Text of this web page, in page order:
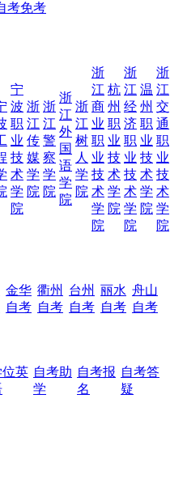
考免考
宁
波
职
业
技
术
学
院
浙
江
传
媒
学
院
浙
江
警
察
学
院
浙
江
外
国
语
学
院
浙
江
树
人
学
院
浙
江
商
业
职
业
技
术
学
院
杭
州
职
业
技
术
学
院
浙
江
经
济
职
业
技
术
学
院
温
州
职
业
技
术
学
院
浙
江
交
通
职
业
技
术
学
院
金华
自考
衢州
自考
台州
自考
丽水
自考
舟山
自考
位英 自考助
学
自考报
名
自考答
疑